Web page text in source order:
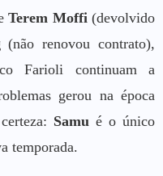
Terem Moffi (devolvido
(não renovou contrato),
Farioli continuam a
gerou na época
Samu é o único
temporada.